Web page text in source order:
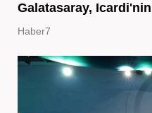
Galatasaray,
Haber7